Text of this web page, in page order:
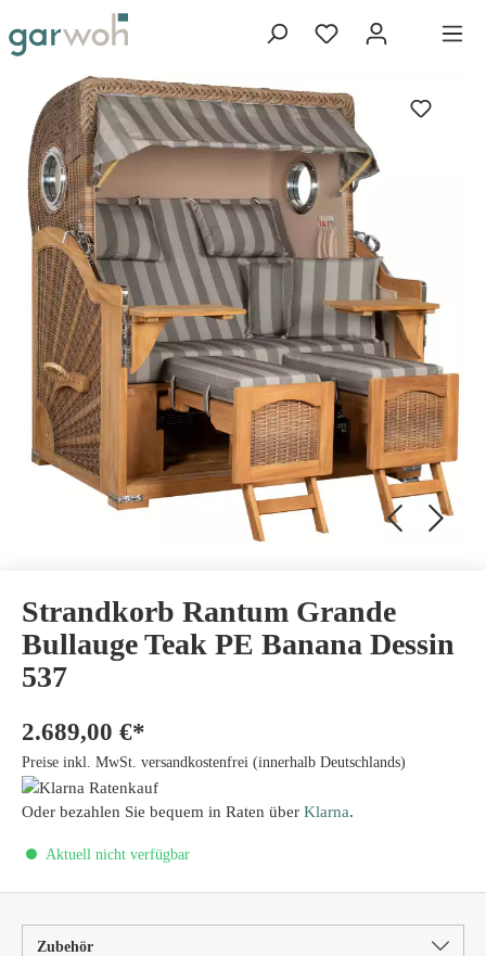
Strandkorb Rantum Grande
Bullauge Teak PE Banana Dessin
537
2.689,00 €*
Preise inkl. MwSt. versandkostenfrei (innerhalb Deutschlands)
Oder bezahlen Sie bequem in Raten über Klarna.
Aktuell nicht verfügbar
Zubehör